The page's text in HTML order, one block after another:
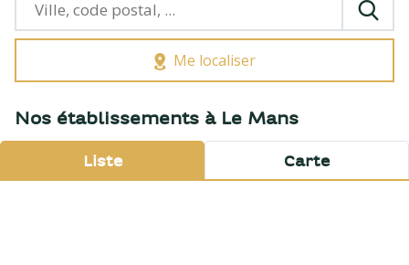
Me localiser
{{count}}
trouvés
Nos établissements à Le Mans
Liste Carte